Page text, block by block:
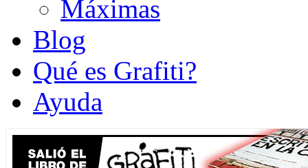
Máximas
Blog
Qué es Grafiti?
Ayuda